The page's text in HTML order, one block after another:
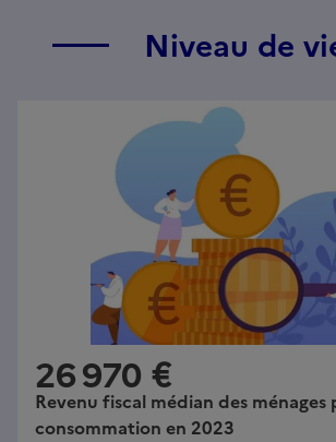
Niveau de
26 970 €
Revenu fiscal médian des
consommation en 2023